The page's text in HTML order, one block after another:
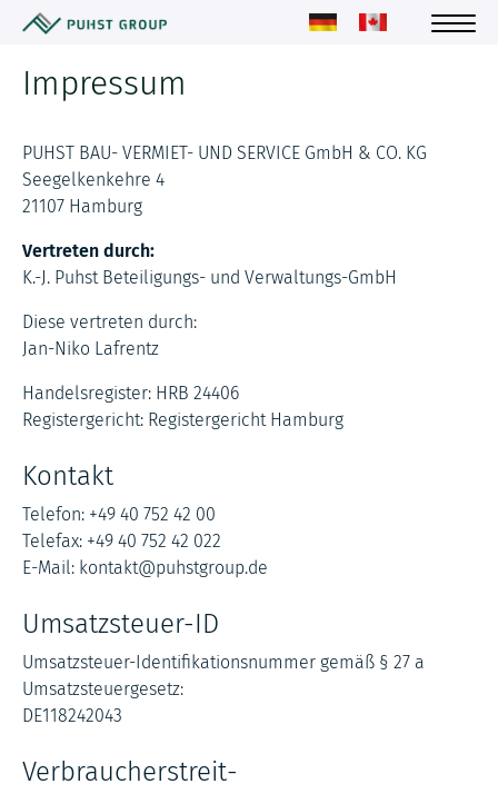
Impressum
PUHST BAU- VERMIET- UND SERVICE GmbH & CO. KG
Seegelkenkehre 4
21107 Hamburg
Vertreten durch:
K.-J. Puhst Beteiligungs- und Verwaltungs-GmbH
Diese vertreten durch:
Jan-Niko Lafrentz
Handelsregister: HRB 24406
Registergericht: Registergericht Hamburg
Kontakt
Telefon: +49 40 752 42 00
Telefax: +49 40 752 42 022
E-Mail: kontakt@puhstgroup.de
Umsatzsteuer-ID
Umsatzsteuer-Identifikationsnummer gemäß § 27 a
Umsatzsteuergesetz:
DE118242043
Verbraucher­streit­